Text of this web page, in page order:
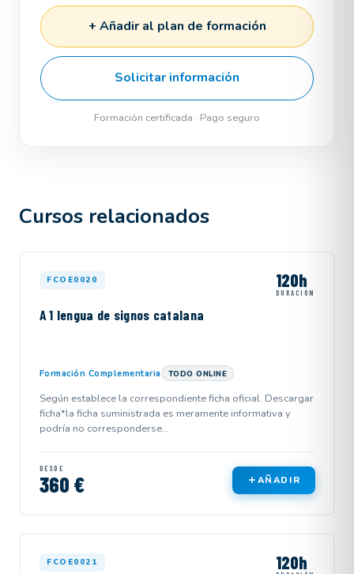
+ Añadir al plan de formación
Solicitar información
Formación certificada · Pago seguro
Cursos relacionados
FCOE0020 120h
DURACIÓN
A 1 lengua de signos catalana
Formación Complementaria TODO ONLINE
Según establece la correspondiente ficha oficial. Descargar
ficha*la ficha suministrada es meramente informativa y
podría no corresponderse...
DESDE
360 € AÑADIR
FCOE0021 120h